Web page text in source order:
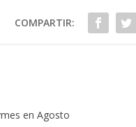
COMPARTIR:
en Agosto